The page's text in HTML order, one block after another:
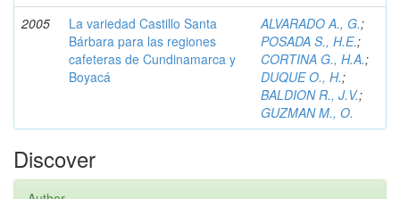
2005
La variedad Castillo Santa
Bárbara para las regiones
cafeteras de Cundinamarca y
Boyacá
ALVARADO A., G.;
POSADA S., H.E.;
CORTINA G., H.A.;
DUQUE O., H.;
BALDION R., J.V.;
GUZMAN M., O.
Discover